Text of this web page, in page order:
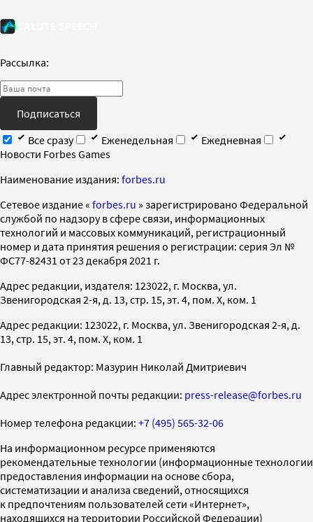
Рассылка:
Подписаться
Все сразу
Еженедельная
Ежедневная
Новости Forbes Games
Наименование издания: forbes.ru
Cетевое издание « forbes.ru » зарегистрировано Федеральной
службой по надзору в сфере связи, информационных
технологий и массовых коммуникаций, регистрационный
номер и дата принятия решения о регистрации: серия Эл №
ФС77-82431 от 23 декабря 2021 г.
Адрес редакции, издателя: 123022, г. Москва, ул.
Звенигородская 2-я, д. 13, стр. 15, эт. 4, пом. X, ком. 1
Адрес редакции: 123022, г. Москва, ул. Звенигородская 2-я, д.
13, стр. 15, эт. 4, пом. X, ком. 1
Главный редактор: Мазурин Николай Дмитриевич
Адрес электронной почты редакции: press-release@forbes.ru
Номер телефона редакции: +7 (495) 565-32-06
На информационном ресурсе применяются
рекомендательные технологии (информационные технологии
предоставления информации на основе сбора,
систематизации и анализа сведений, относящихся
к предпочтениям пользователей сети «Интернет»,
находящихся на территории Российской Федерации)